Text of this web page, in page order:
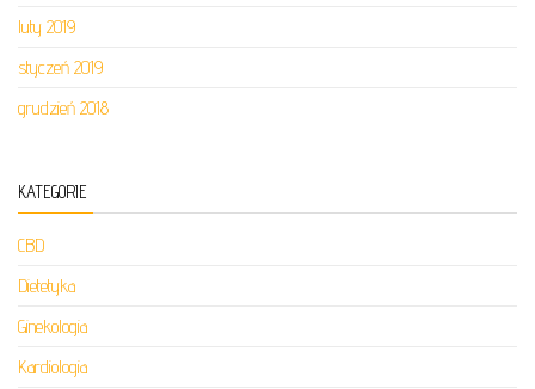
luty 2019
styczeń 2019
grudzień 2018
KATEGORIE
CBD
Dietetyka
Ginekologia
Kardiologia